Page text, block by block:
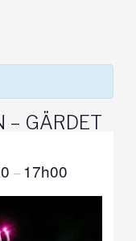
– GÄRDET
– 17h00